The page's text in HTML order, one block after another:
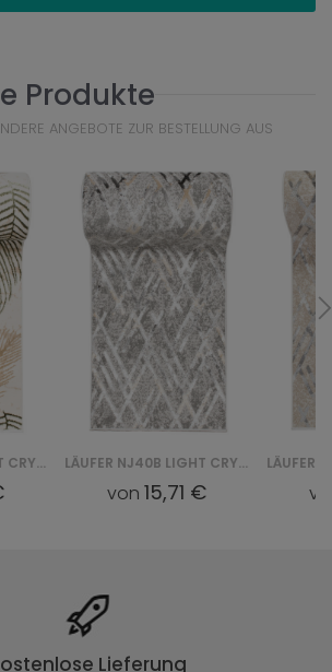
Produkte
ANGEBOTE ZUR BESTELLUNG AUS
LÄUFER NJ69A LIGHT CRYSTAL CHODNIK HBC - ZIELONY LÄUFER NJ40B LIGHT CRYSTAL CHODNIK HBB - SZARY
von 15,71 €
Lieferung